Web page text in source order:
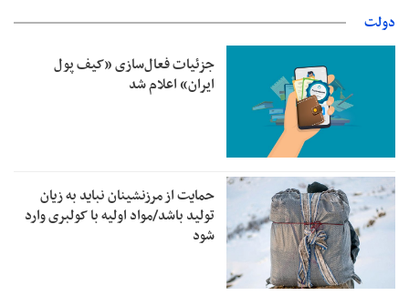
دولت
جزئیات فعال‌سازی «کیف پول
ایران» اعلام شد
حمایت از مرزنشینان نباید به زیان
تولید باشد/مواد اولیه با کولبری وارد
شود